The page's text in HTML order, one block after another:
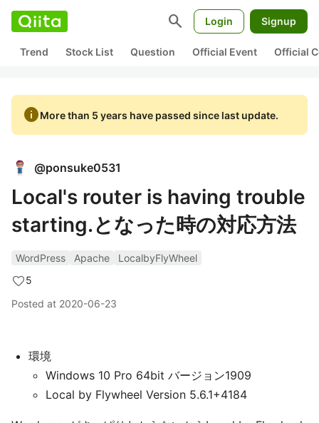
search Login Signup
Trend Stock List Question Official Event Official
infoMore than 5 years have passed since last update.
@ponsuke0531
Local's router is having trouble
starting.となった時の対応方法
WordPress Apache
LocalbyFlyWheel
5
Posted at 2020-06-23
環境
Windows 10 Pro 64bit バージョン1909
Local by Flywheel Version 5.6.1+4184